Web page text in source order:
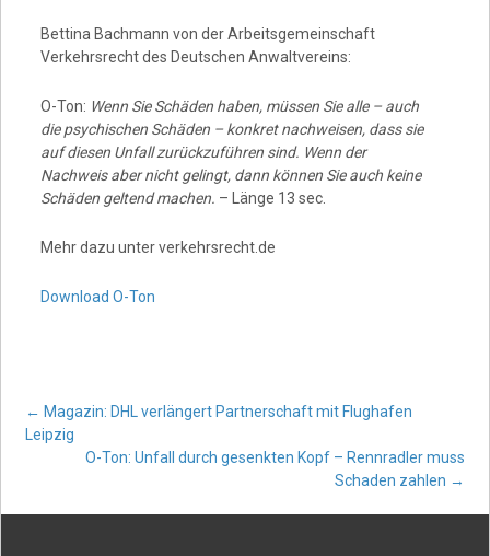
Bettina Bachmann von der Arbeitsgemeinschaft
Verkehrsrecht des Deutschen Anwaltvereins:
O-Ton: Wenn Sie Schäden haben, müssen Sie alle – auch
die psychischen Schäden – konkret nachweisen, dass sie
auf diesen Unfall zurückzuführen sind. Wenn der
Nachweis aber nicht gelingt, dann können Sie auch keine
Schäden geltend machen. – Länge 13 sec.
Mehr dazu unter verkehrsrecht.de
Download O-Ton
Post
navigation
← Magazin: DHL verlängert Partnerschaft mit Flughafen
Leipzig
O-Ton: Unfall durch gesenkten Kopf – Rennradler muss
Schaden zahlen →